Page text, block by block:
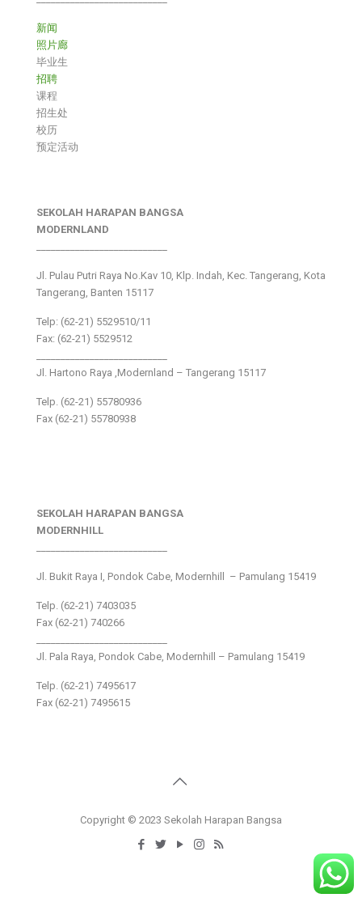
新闻
照片廊
毕业生
招聘
课程
招生处
校历
预定活动
SEKOLAH HARAPAN BANGSA
MODERNLAND
Jl. Pulau Putri Raya No.Kav 10, Klp. Indah, Kec. Tangerang, Kota
Tangerang, Banten 15117
Telp: (62-21) 5529510/11
Fax: (62-21) 5529512
Jl. Hartono Raya ,Modernland – Tangerang 15117
Telp. (62-21) 55780936
Fax (62-21) 55780938
SEKOLAH HARAPAN BANGSA
MODERNHILL
Jl. Bukit Raya I, Pondok Cabe, Modernhill – Pamulang 15419
Telp. (62-21) 7403035
Fax (62-21) 740266
Jl. Pala Raya, Pondok Cabe, Modernhill – Pamulang 15419
Telp. (62-21) 7495617
Fax (62-21) 7495615
Copyright © 2023 Sekolah Harapan Bangsa